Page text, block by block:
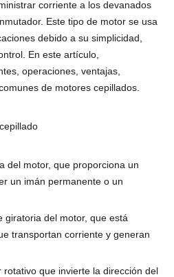
corriente a los devanados
Este tipo de motor se usa
debido a su simplicidad,
En este artículo,
operaciones, ventajas,
de motores cepillados.
del motor, que proporciona un
un imán permanente o un
giratoria del motor, que está
transportan corriente y generan
que invierte la dirección del